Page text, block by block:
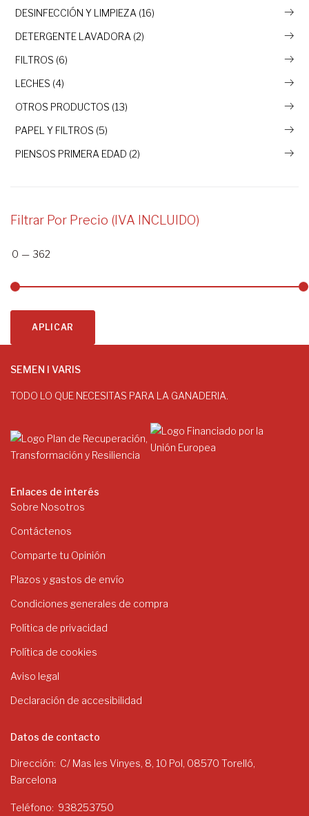
DESINFECCIÓN Y LIMPIEZA (16)
DETERGENTE LAVADORA (2)
FILTROS (6)
LECHES (4)
OTROS PRODUCTOS (13)
PAPEL Y FILTROS (5)
PIENSOS PRIMERA EDAD (2)
Filtrar Por Precio (IVA INCLUIDO)
0 — 362
APLICAR
SEMEN I VARIS
TODO LO QUE NECESITAS PARA LA GANADERIA.
Enlaces de interés
Sobre Nosotros
Contáctenos
Comparte tu Opinión
Plazos y gastos de envío
Condiciones generales de compra
Política de privacidad
Política de cookies
Aviso legal
Declaración de accesibilidad
Datos de contacto
Dirección
C/ Mas les Vinyes, 8, 10 Pol, 08570 Torelló,
Barcelona
Teléfono 938253750